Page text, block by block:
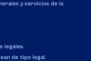
y servicios de la
legales.
de tipo legal.